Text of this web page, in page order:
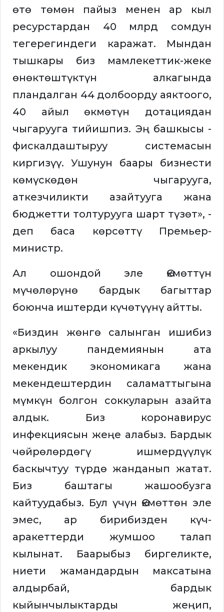
өтө төмөн пайыз менен ар кыл
ресурстардан 40 млрд сомдун
тегерегиндеги каражат. Мындан
тышкары биз мамлекеттик-жеке
өнөктөштүктүн алкагында
пландалган 44 долбоорду аяктоого,
40 айыл өкмөтүн дотациядан
чыгарууга тийишпиз. Эң башкысы -
фискалдаштыруу системасын
киргизүү. Ушунун баары бизнести
көмүскөдөн чыгарууга,
аткезчиликти азайтууга жана
бюджетти толтурууга шарт түзөт», -
деп баса көрсөттү Премьер-
министр.
Ал ошондой эле Өкмөттүн
мүчөлөрүнө бардык багыттар
боюнча иштерди күчөтүүнү айтты.
«Биздин жөнгө салынган ишибиз
аркылуу пандемиянын ата
мекендик экономикага жана
мекендештердин саламаттыгына
мүмкүн болгон соккуларын азайта
алдык. Биз коронавирус
инфекциясын жеңе алабыз. Бардык
чөйрөлөрдөгү ишмердүүлүк
баскычтуу түрдө жанданып жатат.
Биз баштагы жашообузга
кайтуудабыз. Бул үчүн Өкмөттөн эле
эмес, ар бирибизден күч-
аракеттерди жумшоо талап
кылынат. Баарыбыз биргеликте,
ниети жамандардын максатына
алдырбай, бардык
кыйынчылыктарды жеңип,